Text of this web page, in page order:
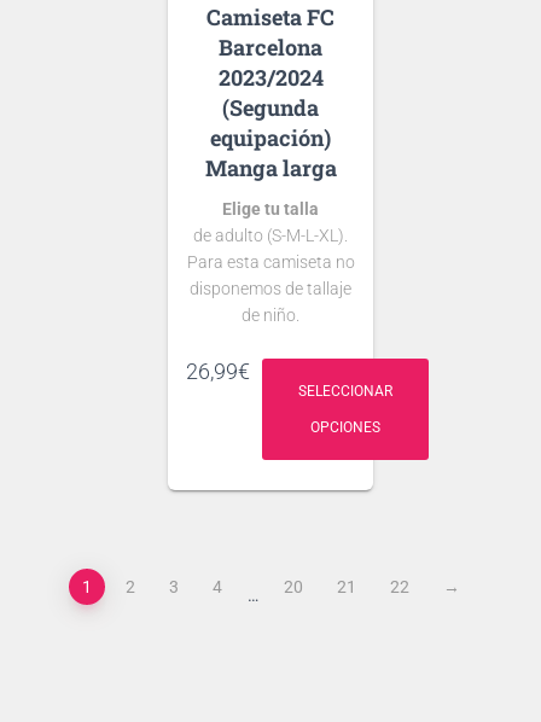
FC
Barcelona
2023/2024
(Segunda
equipación)
Manga larga
Elige tu talla
de adulto (S-M-L-XL).
Para esta camiseta no
disponemos de tallaje
de niño.
consulta nuestra
nombre y número
de algún jugador, lo
que escribas será lo
26,99€
SELECCIONAR
OPCIONES
1 2 3 4 … 20 21 22 →